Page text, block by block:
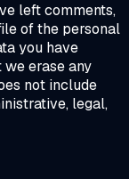
left comments,
of the personal
you have
we erase any
not include
legal,